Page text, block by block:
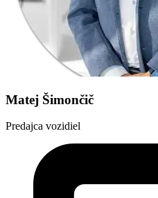
Matej Šimončič
Predajca vozidiel